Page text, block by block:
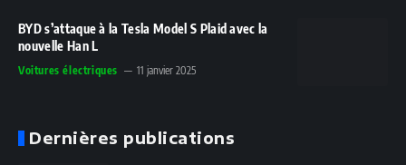
BYD s’attaque à la Tesla Model S Plaid avec la
nouvelle Han L
Voitures électriques 11 janvier 2025
Dernières publications